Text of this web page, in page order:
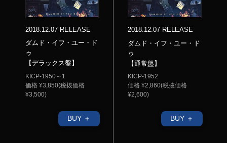
2018.12.07 RELEASE
ダムド・イフ・ユー・ド
ゥ
【デラックス盤】
KICP-1950～1
価格 ¥3,850(税抜価格
¥3,500)
BUY ＋
2018.12.07 RELEASE
ダムド・イフ・ユー・ド
ゥ
【通常盤】
KICP-1952
価格 ¥2,860(税抜価格
¥2,600)
BUY ＋